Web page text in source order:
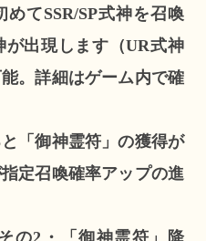
てSSR/SP式神を召喚
が出現します（UR式神
。詳細はゲーム内で確
「御神霊符」の獲得が
定召喚確率アップの進
の2・「御神霊符」降